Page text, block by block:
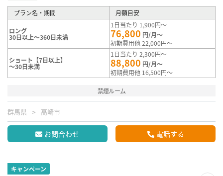
プラン名・期間 月額目安
ロング
30日以上～360日未満
1日当たり 1,900円～
76,800 円/月～
初期費用他 22,000円～
ショート【7日以上】
～30日未満
1日当たり 2,300円～
88,800 円/月～
初期費用他 16,500円～
禁煙ルーム
群馬県 高崎市
お問合わせ 電話する
キャンペーン